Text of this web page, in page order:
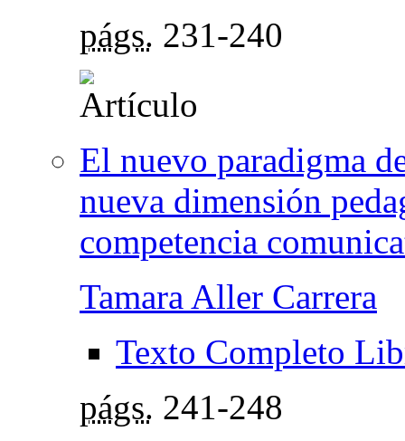
págs. 231-240
El nuevo paradigma
nueva dimensión
competencia
Tamara Aller Carrera
Texto Completo
págs. 241-248